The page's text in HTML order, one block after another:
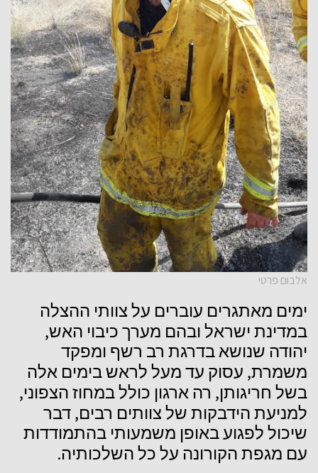
אלבום פרטי
ימים מאתגרים עוברים על צוותי ההצלה
במדינת ישראל ובהם מערך כיבוי האש,
יהודה שנושא בדרגת רב רשף ומפקד
משמרת, עסוק עד מעל לראשבימים אלה
בשל חריגותן, רה ארגון כוללבמחוז הצפוני,
למניעת הידבקות של צוותים רבים, דבר
שיכול לפגועבאופן משמעותי בהתמודדות
עם מגפת הקורונה על כל השלכותיה.